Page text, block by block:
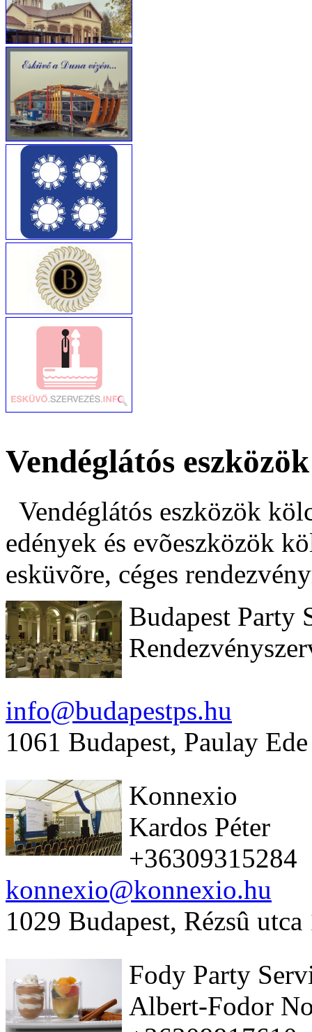
Vendéglátós
Vendéglátós eszközök
edények és evõeszközök
esküvõre, céges
Budapest Party
info@budapestps.hu
1061 Budapest, Paulay
Konnexio
Kardos Péter
+36309315284
konnexio@konnexio.hu
1029 Budapest, Rézsû utca
Fody Party
Albert-Fodor